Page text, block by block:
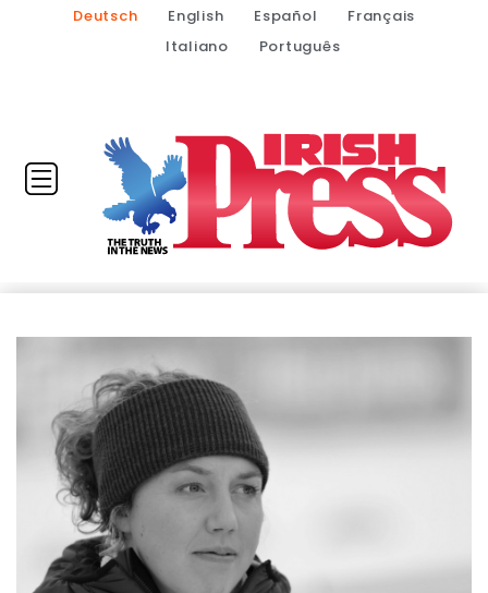
Deutsch English Español
Français
Italiano
Português